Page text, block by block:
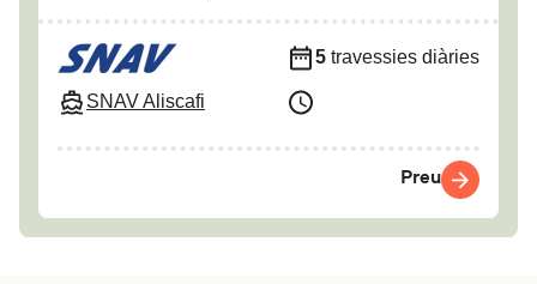
SNAV Aliscafi
5 travessies diàries
Preu